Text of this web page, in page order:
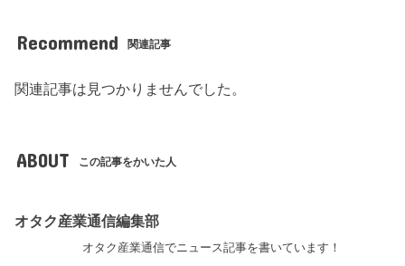
Recommend 関連記事
関連記事は見つかりませんでした。
ABOUT この記事をかいた人
オタク産業通信編集部
オタク産業通信でニュース記事を書いています！